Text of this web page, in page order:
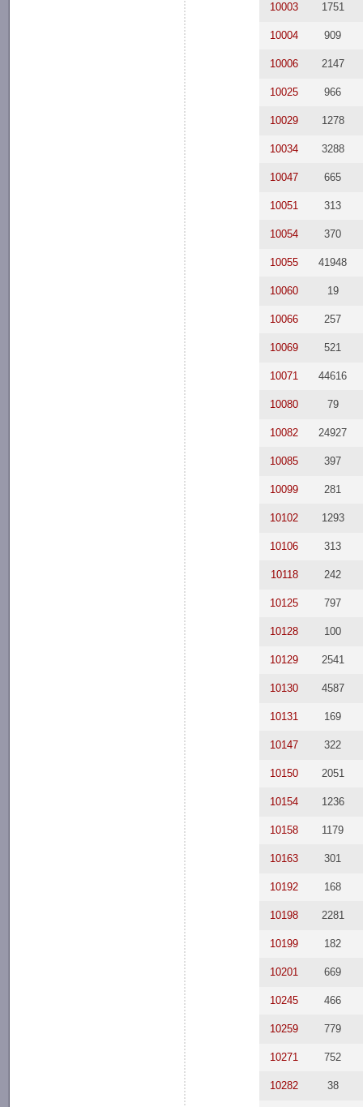
10003 1751
10004 909
10006 2147
10025 966
10029 1278
10034 3288
10047 665
10051 313
10054 370
10055 41948
10060 19
10066 257
10069 521
10071 44616
10080 79
10082 24927
10085 397
10099 281
10102 1293
10106 313
10118 242
10125 797
10128 100
10129 2541
10130 4587
10131 169
10147 322
10150 2051
10154 1236
10158 1179
10163 301
10192 168
10198 2281
10199 182
10201 669
10245 466
10259 779
10271 752
10282 38